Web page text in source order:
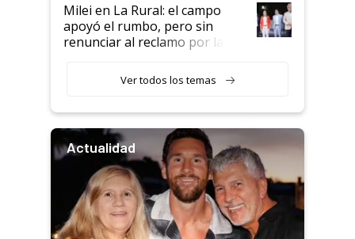
Milei en La Rural: el campo
apoyó el rumbo, pero sin
renunciar al reclamo por las
Ver todos los temas
Actualidad